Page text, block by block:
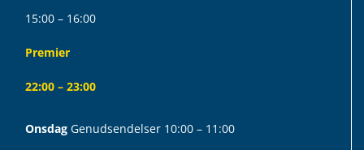
15:00 – 16:00
Premier
22:00 – 23:00
Onsdag Genudsendelser 10:00 – 11:00